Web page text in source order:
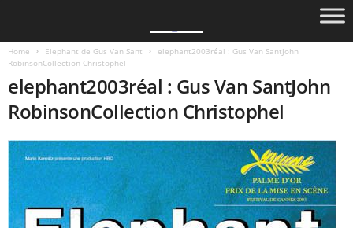
Home Elephant de Gus Van Sant
elephant2003réal : Gus Van SantJohn
RobinsonCollection Christophel
elephant2003réal : Gus Van SantJohn
RobinsonCollection Christophel